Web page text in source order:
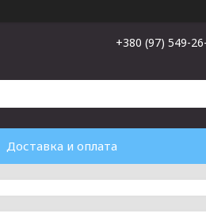
+380 (97) 549-
Доставка и оплата